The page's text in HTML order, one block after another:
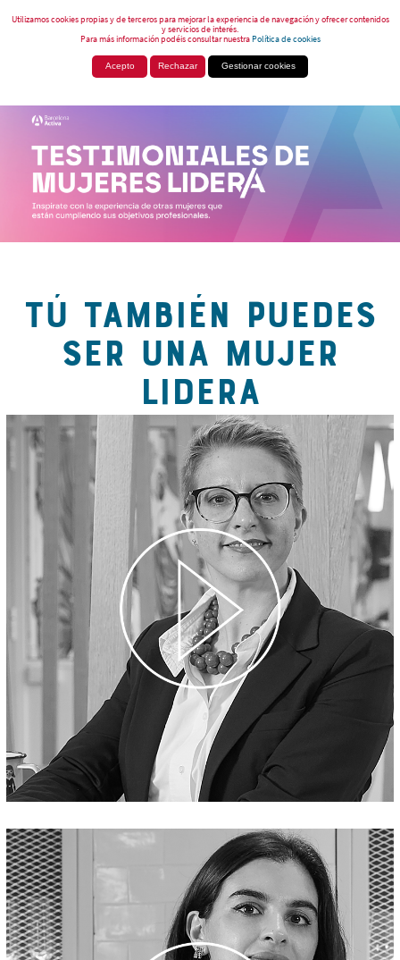
Utilizamos cookies propias y de terceros para mejorar la experiencia de navegación y ofrecer contenidos
y servicios de interés.
Para más información podéis consultar nuestraPolítica de cookies
Acepto Rechazar Gestionar cookies
TÚ TAMBIÉN PUEDES
SER UNA MUJER
LIDERA